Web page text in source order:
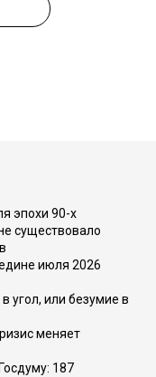
эпохи 90-х
существовало
июля 2026
угол, или безумие в
меняет
187